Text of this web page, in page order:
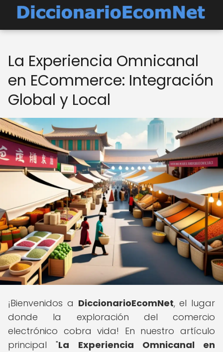
La Experiencia Omnicanal
en ECommerce: Integración
Global y Local
¡Bienvenidos a DiccionarioEcomNet, el lugar
donde la exploración del comercio
electrónico cobra vida! En nuestro artículo
principal "La Experiencia Omnicanal en